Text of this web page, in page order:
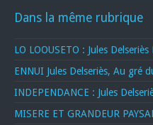
Dans la même rubrique
LO LOOUSETO : Jules
ENNUI Jules Delseriès, Au gré
INDEPENDANCE : Jules
MISERE ET GRANDEUR